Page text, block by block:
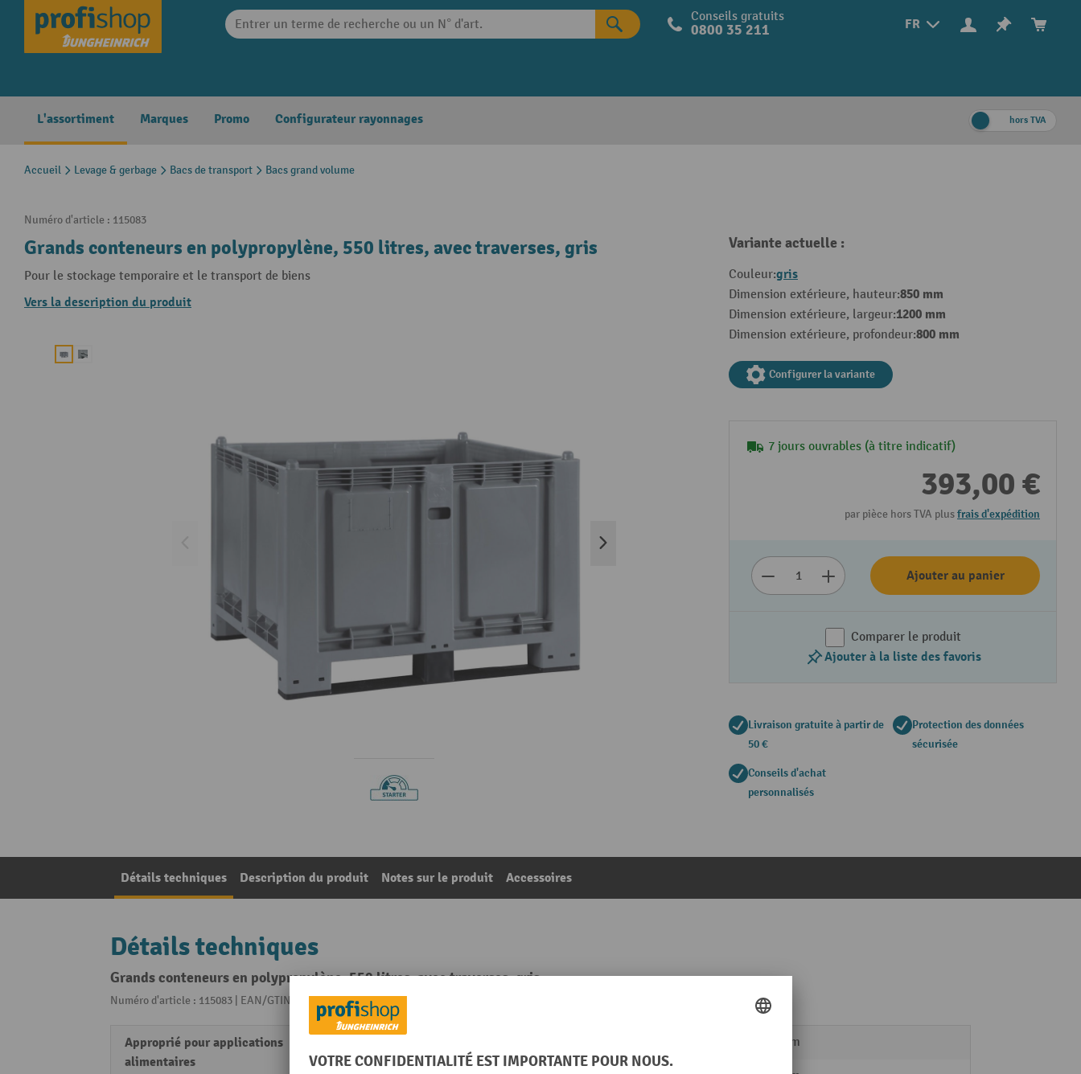
Skip to main navigation FR
Conseils gratuits
0800 35 211
L'assortiment Marques Promo Configurateur rayonnages hors TVA
Accueil Levage & gerbage Bacs de transport Bacs grand volume
Numéro d'article : 115083
Grands conteneurs en polypropylène, 550 litres, avec traverses, gris
Pour le stockage temporaire et le transport de biens
Vers la description du produit
Variante actuelle :
Couleur:gris
Dimension extérieure, hauteur:850 mm
Dimension extérieure, largeur:1200 mm
Dimension extérieure, profondeur:800 mm
Configurer la variante
7 jours ouvrables (à titre indicatif)
393,00 €
par pièce hors TVA plusfrais d'expédition
Ajouter au panier
Comparer le produit
Ajouter à la liste des favoris
Livraison gratuite à partir de
50 €
Protection des données
sécurisée
Conseils d'achat
personnalisés
Détails techniques Description du produit Notes sur le produit Accessoires
Détails techniques
Grands conteneurs en polypropylène, 550 litres, avec traverses, gris
Numéro d'article : 115083 | EAN/GTIN: 4052293382574De la catégorie :
Approprié pour applications
alimentaires
850 mm